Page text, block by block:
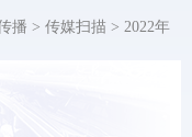
播 > 传媒扫描 > 2022年